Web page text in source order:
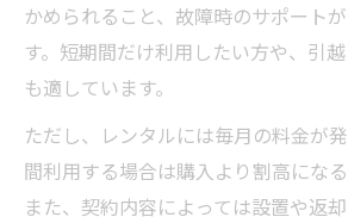
かめられること、故障時のサポート
す。短期間だけ利用したい方や、引
も適しています。
ただし、レンタルには毎月の料金が
間利用する場合は購入より割高になる
また、契約内容によっては設置や返